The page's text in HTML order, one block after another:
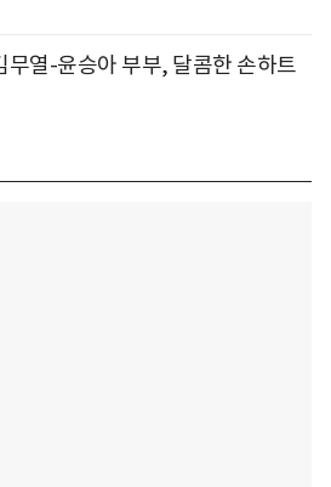
무열-윤승아 부부, 달콤한 손하트